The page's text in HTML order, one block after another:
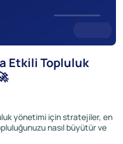
Etkili Topluluk
yönetimi için stratejiler, en
nasıl büyütür ve